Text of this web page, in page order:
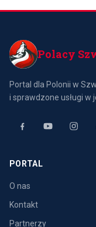
Polacy
Portal dla Polonii w
i sprawdzone usługi w
PORTAL
O nas
Kontakt
Partnerzy